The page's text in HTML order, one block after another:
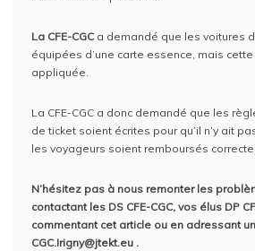
La CFE-CGCa demandé que les voitures
équipées d’une carte essence, mais
appliquée.
La CFE-CGC a donc demandé que les
de ticket soient écrites pour qu’il n’y ait
les voyageurs soient remboursés
N’hésitez pas à nous remonter les
contactant les DS CFE-CGC, vos élus DP
commentant cet article ou en adressant
CGC.Irigny@jtekt.eu .